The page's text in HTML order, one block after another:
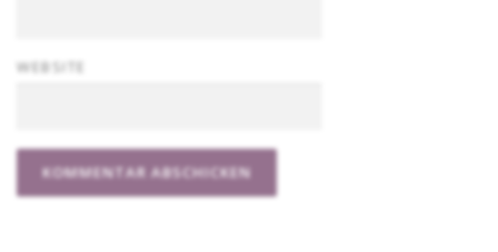
WEBSITE